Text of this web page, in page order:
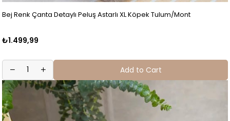
Bej Renk Çanta Detaylı Peluş Astarlı XL Köpek Tulum/Mont
₺1.499,99
Add to Cart